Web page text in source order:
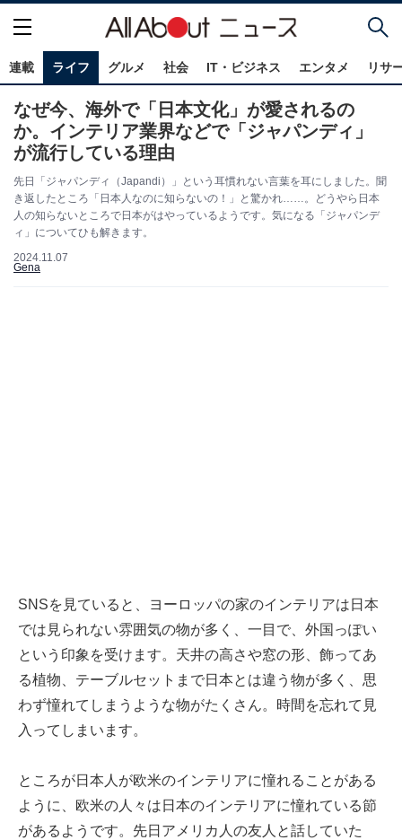
連載 ライフ グルメ 社会 IT・ビジネス エンタメ リサ
なぜ今、海外で「日本文化」が愛されるの
か。インテリア業界などで「ジャパンディ」
が流行している理由
先日「ジャパンディ（Japandi）」という耳慣れない言葉を耳にしました。聞
き返したところ「日本人なのに知らないの！」と驚かれ……。どうやら日本
人の知らないところで日本がはやっているようです。気になる「ジャパンデ
ィ」についてひも解きます。
2024.11.07
Gena
SNSを見ていると、ヨーロッパの家のインテリアは日本
では見られない雰囲気の物が多く、一目で、外国っぽい
という印象を受けます。天井の高さや窓の形、飾ってあ
る植物、テーブルセットまで日本とは違う物が多く、思
わず憧れてしまうような物がたくさん。時間を忘れて見
入ってしまいます。
ところが日本人が欧米のインテリアに憧れることがある
ように、欧米の人々は日本のインテリアに憧れている節
があるようです。先日アメリカ人の友人と話していた